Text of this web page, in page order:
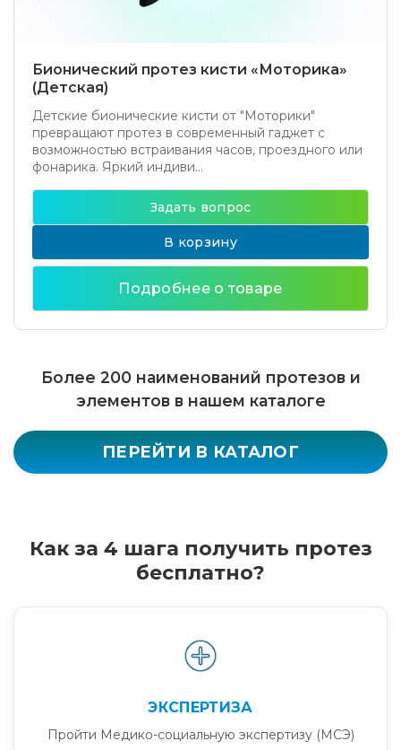
Бионический протез кисти «Моторика»
(Детская)
Детские бионические кисти от "Моторики"
превращают протез в современный гаджет с
возможностью встраивания часов, проездного или
фонарика. Яркий индиви...
Задать вопрос
В корзину
Подробнее о товаре
Более 200 наименований протезов и
элементов в нашем каталоге
ПЕРЕЙТИ В КАТАЛОГ
Как за 4 шага получить протез
бесплатно?
ЭКСПЕРТИЗА
Пройти Медико-социальную экспертизу (МСЭ)